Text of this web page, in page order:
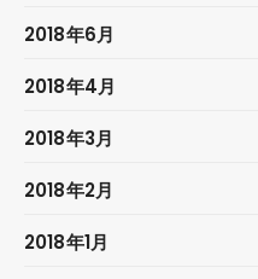
2018年6月
2018年4月
2018年3月
2018年2月
2018年1月